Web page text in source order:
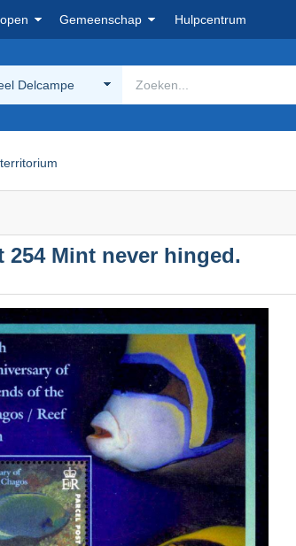
Gemeenschap Hulpcentrum
Delcampe
Mint never hinged.